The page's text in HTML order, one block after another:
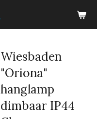
Wiesbaden
"Oriona"
hanglamp
dimbaar IP44